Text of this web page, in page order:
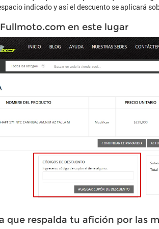
indicado y así el descuento se aplicará
en este lugar
que respalda tu afición por las